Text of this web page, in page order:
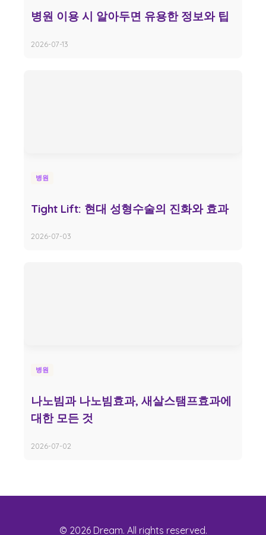
병원 이용 시 알아두면 유용한 정보와 팁
2026-07-13
병원
Tight Lift: 현대 성형수술의 진화와 효과
2026-07-03
병원
나노빔과 나노빔효과, 새살스탬프효과에
대한 모든 것
2026-07-02
© 2026 Dream. All rights reserved.